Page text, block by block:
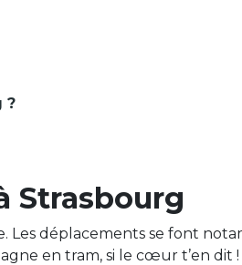
?
Strasbourg
Les déplacements se font
en tram, si le cœur t’en dit !